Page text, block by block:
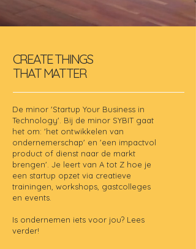
CREATE THINGS
THAT MATTER
De minor 'Startup Your Business in
Technology'. Bij de minor SYBIT gaat
het om: 'het ontwikkelen van
ondernemerschap' en 'een impactvol
product of dienst naar de markt
brengen'. Je leert van A tot Z hoe je
een startup opzet via creatieve
trainingen, workshops, gastcolleges
en events.
Is ondernemen iets voor jou? Lees
verder!